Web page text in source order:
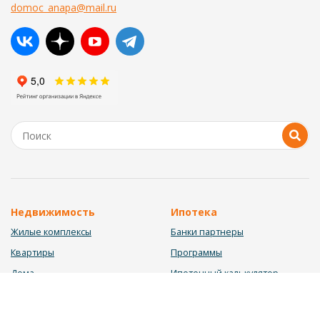
domoc_anapa@mail.ru
Недвижимость
Жилые комплексы
Квартиры
Дома
Ипотека
Банки партнеры
Программы
Ипотечный калькулятор